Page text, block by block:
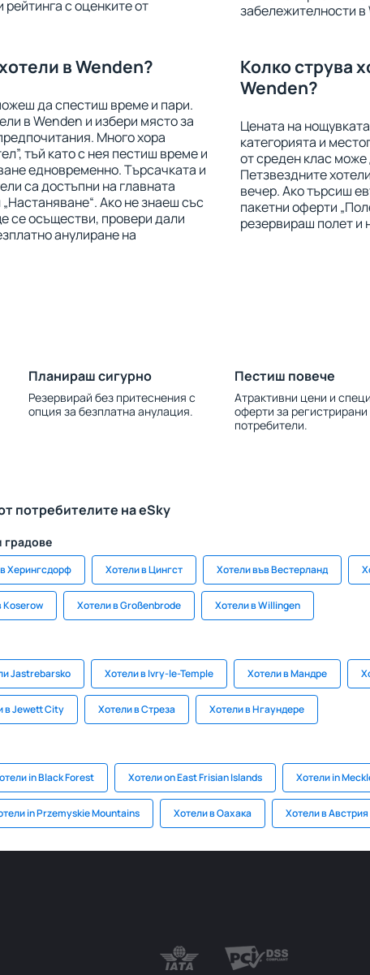
с оценките от
забележителности в
в Wenden?
да спестиш време и пари.
в Wenden и избери място за
Много хора
тъй като с нея пестиш време и
едновременно. Търсачката и
са достъпни на главната
Ако не знаеш със
се осъществи, провери дали
анулиране на
Колко струва
Wenden?
Цената на
категорията и
от среден клас
Петзвездните
вечер. Ако търсиш
пакетни оферти
резервираш полет и
Планираш сигурно
Резервирай без притеснения с
опция за безплатна анулация.
Пестиш повече
Атрактивни цени и
оферти за регистрирани
потребители.
потребителите на eSky
градове
Херингсдорф Хотели в Цингст Хотели във Вестерланд
Koserow Хотели в Großenbrode Хотели в Willingen
Jastrebarsko Хотели в Ivry-le-Temple Хотели в Мандре
в Jewett City Хотели в Стреза Хотели в Нгаундере
in Black Forest Хотели on East Frisian Islands Хотели in
in Przemyskie Mountains Хотели в Оахака Хотели в Австрия